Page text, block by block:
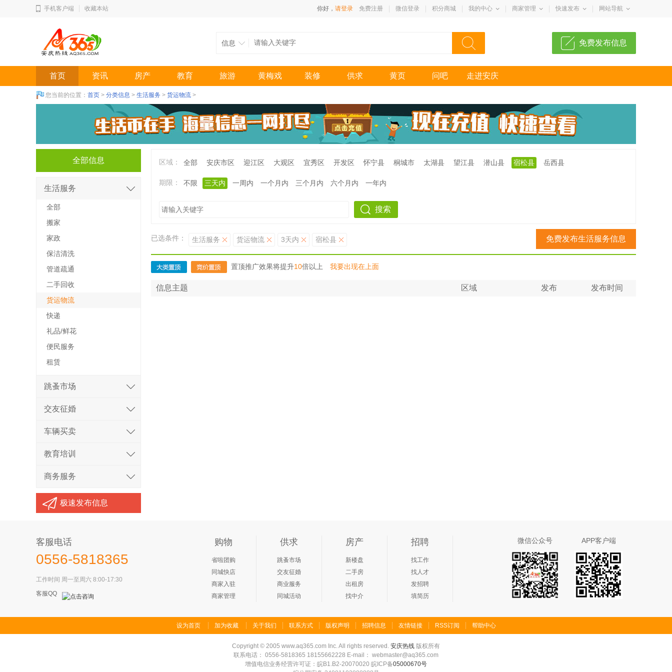
手机客户端 收藏本站 你好， 请登录 免费注册 微信登录 积分商城 我的中心 商家管理 快速发布 网站导航
信息 免费发布信息
首页 资讯 房产 教育 旅游 黄梅戏 装修 供求 黄页 问吧 走进安庆
您当前的位置： 首页 > 分类信息 > 生活服务 > 货运物流 >
区域： 全部 安庆市区 迎江区 大观区 宜秀区 开发区 怀宁县 桐城市 太湖县 望江县 潜山县 宿松县 岳西县
期限： 不限 三天内 一周内 一个月内 三个月内 六个月内 一年内
搜索
已选条件： 生活服务 货运物流 3天内 宿松县 免费发布生活服务信息
置顶推广效果将提升10倍以上 我要出现在上面
信息主题 区域 发布 发布时间
全部信息
生活服务
全部
搬家
家政
保洁清洗
管道疏通
二手回收
货运物流
快递
礼品/鲜花
便民服务
租赁
跳蚤市场
交友征婚
车辆买卖
教育培训
商务服务
极速发布信息
客服电话
0556-5818365
工作时间 周一至周六 8:00-17:30
客服QQ
购物
省啦团购
同城快店
商家入驻
商家管理
供求
跳蚤市场
交友征婚
商业服务
同城活动
房产
新楼盘
二手房
出租房
找中介
招聘
找工作
找人才
发招聘
填简历
微信公众号 APP客户端
设为首页 加为收藏 关于我们 联系方式 版权声明 招聘信息 友情链接 RSS订阅 帮助中心
Copyright © 2005 www.aq365.com Inc. All rights reserved. 安庆热线 版权所有
联系电话： 0556-5818365 18155662228 E-mail： webmaster@aq365.com
增值电信业务经营许可证：皖B1.B2-20070020 皖ICP备05000670号